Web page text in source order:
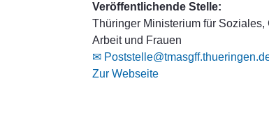
Veröffentlichende Stelle:
Thüringer Ministerium für Soziales,
Arbeit und Frauen
✉
Zur Webseite